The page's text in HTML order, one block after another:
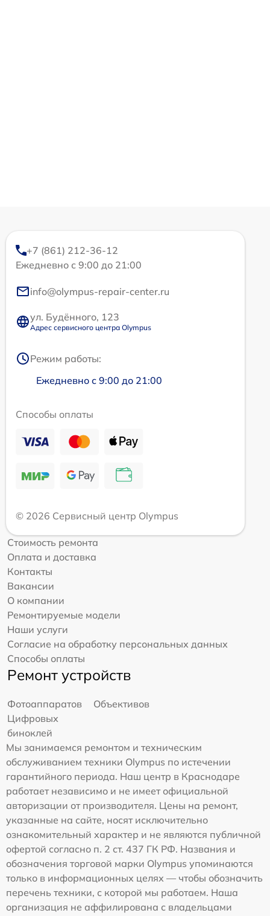
+7 (861) 212-36-12
Ежедневно с 9:00 до 21:00
info@olympus-repair-center.ru
ул. Будённого, 123
Адрес сервисного центра Olympus
Режим работы:
Ежедневно с 9:00 до 21:00
Способы оплаты
© 2026 Сервисный центр Olympus
Стоимость ремонта
Оплата и доставка
Контакты
Вакансии
О компании
Ремонтируемые модели
Наши услуги
Согласие на обработку персональных данных
Способы оплаты
Ремонт устройств
Фотоаппаратов
Объективов
Цифровых
биноклей
Мы занимаемся ремонтом и техническим
обслуживанием техники Olympus по истечении
гарантийного периода. Наш центр в Краснодаре
работает независимо и не имеет официальной
авторизации от производителя. Цены на ремонт,
указанные на сайте, носят исключительно
ознакомительный характер и не являются публичной
офертой согласно п. 2 ст. 437 ГК РФ. Названия и
обозначения торговой марки Olympus упоминаются
только в информационных целях — чтобы обозначить
перечень техники, с которой мы работаем. Наша
организация не аффилирована с владельцами